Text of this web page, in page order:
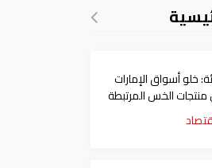
خلو أسواق الإمارات
الخس المرتبطة
داء السيكلوسبورا